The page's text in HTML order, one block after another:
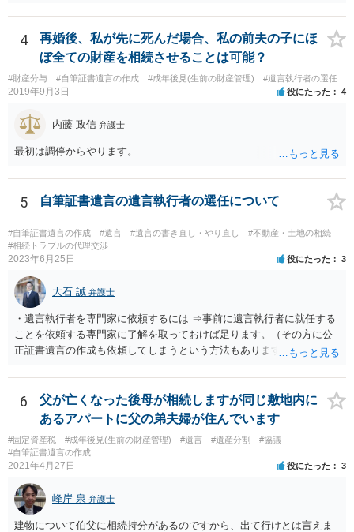
ています。 やはり、成人した子のことまでごちゃごちゃ考えず、自分
の事だけ考えるべきなのでしょうか ・・・お子さんの事をまで含め良
い解決案があればお悩みになるのは当然と言えば当然のことです。 彼
と親子関係を結びたいと思っているが、名字は変えたくない・・・養
子縁組の必要があり 氏も変更することになります。 しかし 彼は成人
しているとは言え、自分の子と私の連れ子、全て平等にしたいと希
望。もちろん私もそうできればと思います。 ・・・婚姻前の契約 あ
るいは 遺言書などで その意思を実現する方法はあります。 弁護
士に相談してみてください。
4
再婚後、私が先に死んだ場合、私の前夫の子にほ
ぼ全ての財産を相続させることは可能？
#財産分与 #自筆証書遺言の作成 #成年後見(生前の財産管理) #遺言執行者の選任
2019年9月3日 役にたった 4
内藤 政信 弁護士
最初は調停からやります。
5 自筆証書遺言の遺言執行者の選任について
#自筆証書遺言の作成 #遺言 #遺言の書き直し・やり直し
#不動産・土地の相続
#相続トラブルの代理交渉
2023年6月25日 役にたった 3
大石 誠 弁護士
・遺言執行者を専門家に依頼するには ⇒事前に遺言執行者に就任する
ことを依頼する専門家に了解を取っておけば足ります。（その方に公
正証書遺言の作成も依頼してしまうという方法もあります） 事前に了
ません。 遺言執行者に就任し、遺言執行が完了したときの報酬だけ、
弁護士費用としてかかります。 ・亡くなった際に、法務局に預けた自
筆証書遺言の存在を親族がなかったものにされる可能性 ⇒自筆の遺言
書を法務局に保管した場合、死亡後、法務局に遺言書の有無を照会す
ることになりますので、「法務局に預けた自筆証書遺言の存在を親族
がなかったもの」にすることはできません。 存在をなかったものにす
がありえますが、その予防方法は、遺言者と面談してみないと判断が
難しいです。
6
父が亡くなった後母が相続しますが同じ敷地内に
あるアパートに父の弟夫婦が住んでいます
#固定資産税 #成年後見(生前の財産管理) #遺言 #遺産分割
#協議
#自筆証書遺言の作成
2021年4月27日 役にたった 3
峰岸 泉 弁護士
建物について伯父に相続持分があるのですから、出て行けとは言えま